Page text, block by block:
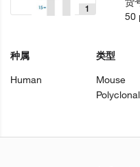
1
种属
Human
类型
Mouse
Polyclonal
50